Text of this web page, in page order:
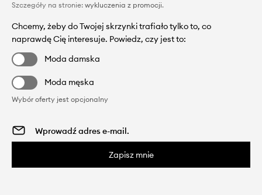
Szczegóły na stronie: wykluczenia z promocji.
Chcemy, żeby do Twojej skrzynki trafiało tylko to, co
naprawdę Cię interesuje. Powiedz, czy jest to:
Moda damska
Moda męska
Wybór oferty jest opcjonalny
Zapisz mnie